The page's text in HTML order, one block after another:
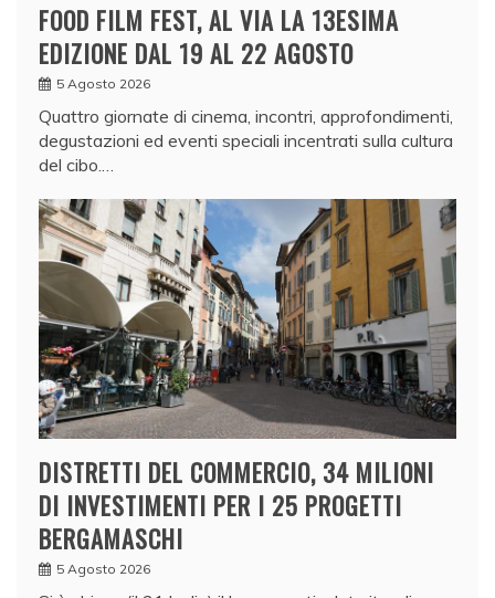
FOOD FILM FEST, AL VIA LA 13ESIMA
EDIZIONE DAL 19 AL 22 AGOSTO
5 Agosto 2026
Quattro giornate di cinema, incontri, approfondimenti,
degustazioni ed eventi speciali incentrati sulla cultura
del cibo.…
DISTRETTI DEL COMMERCIO, 34 MILIONI
DI INVESTIMENTI PER I 25 PROGETTI
BERGAMASCHI
5 Agosto 2026